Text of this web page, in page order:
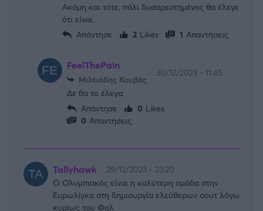
Ακόμη και τότε, πάλι δυσαρεστημένος θα έλεγε
ότι είναι.
Απάντησε
2 Likes 1 Απαντήσεις
FeelThePain
Μιλτιάδης Κουβάς
30/12/2023 - 11:45
Δε θα το έλεγα.
Απάντησε
0 Likes
0 Απαντήσεις
Tallyhawk
29/12/2023 - 23:20
Ο Ολυμπιακός είναι η καλύτερη ομάδα στην
Ευρωλίγκα στη δημιουργία ελεύθερων σουτ λόγω
κυρίως του Φαλ.